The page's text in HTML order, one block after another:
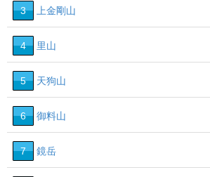
3 上金剛山
4 里山
5 天狗山
6 御料山
7 鏡岳